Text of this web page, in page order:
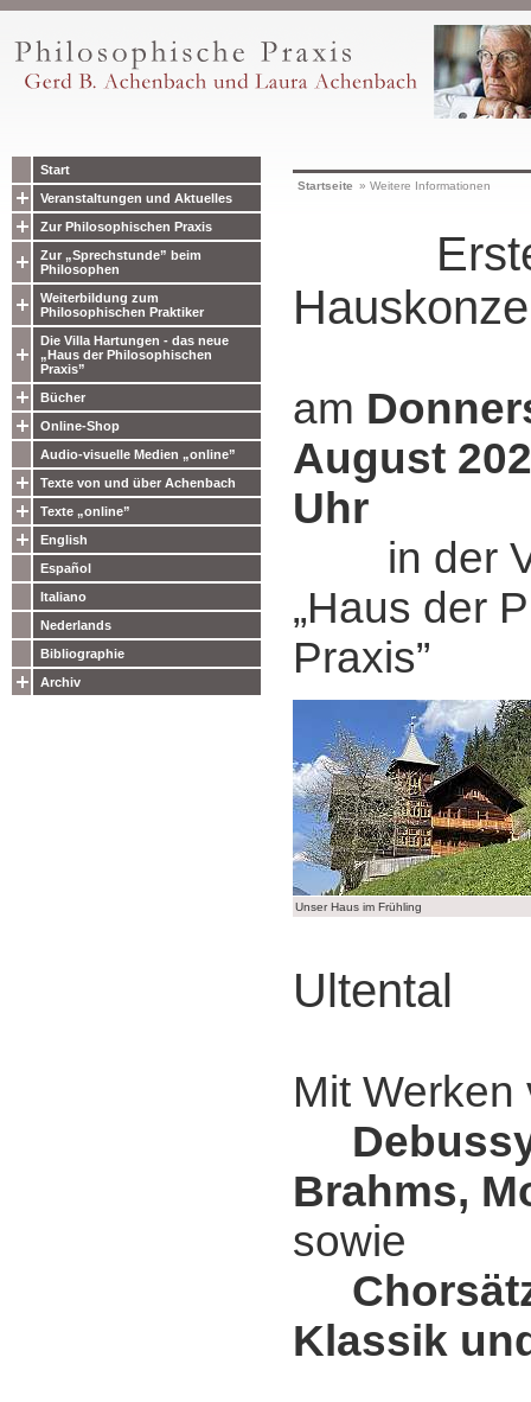
Start
Veranstaltungen und Aktuelles
Zur Philosophischen Praxis
Zur „Sprechstunde” beim
Philosophen
Weiterbildung zum
Philosophischen Praktiker
Die Villa Hartungen - das neue
„Haus der Philosophischen
Praxis”
Bücher
Online-Shop
Audio-visuelle Medien „online”
Texte von und über Achenbach
Texte „online”
English
Español
Italiano
Nederlands
Bibliographie
Archiv
Startseite » Weitere Informationen
am
August
Uhr
in der
„Haus der
Praxis”
Unser Haus im Frühling
Ultental
Mit Werken
Brahms,
sowie
Klassik